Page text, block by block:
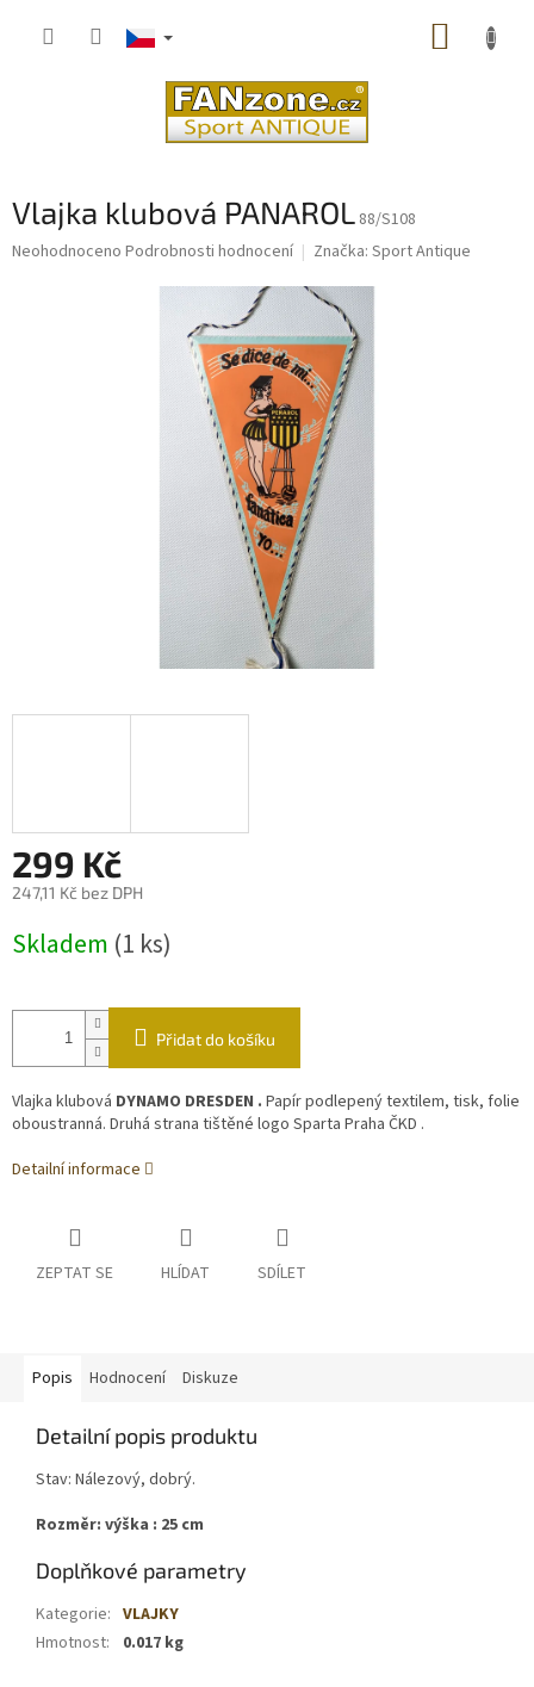
Vlajka klubová PANAROL 88/S108
Průměrné
Neohodnoceno Podrobnosti hodnocení Značka: Sport Antique
299 Kč
247,11 Kč bez DPH
cena:
Skladem (1 ks)
Přidat do košíku
Vlajka klubová DYNAMO DRESDEN . Papír podlepený textilem, tisk, folie
oboustranná. Druhá strana tištěné logo Sparta Praha ČKD .
Detailní informace
ZEPTAT SE HLÍDAT SDÍLET
Popis Hodnocení Diskuze
Detailní popis produktu
Stav: Nálezový, dobrý.
Rozměr: výška : 25 cm
Doplňkové parametry
Kategorie: VLAJKY
Hmotnost: 0.017 kg